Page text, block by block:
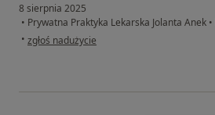
8 sierpnia 2025
• Prywatna Praktyka Lekarska Jolanta Anek •
• w opinii użytkownika Mariusz
zgłoś nadużycie